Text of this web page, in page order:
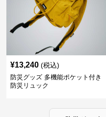
¥13,240 (税込)
防災グッズ 多機能ポケット付き
防災リュック